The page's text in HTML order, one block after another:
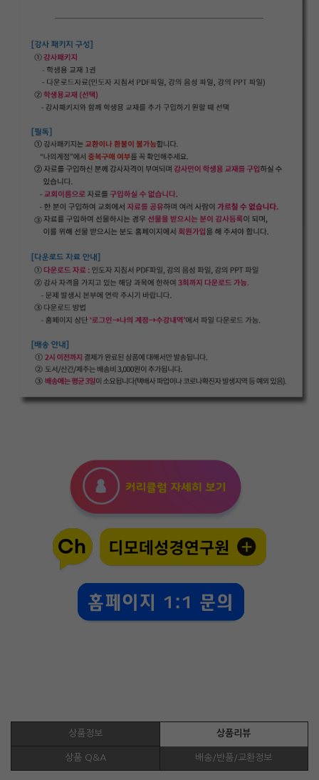
상품정보 상품리뷰
상품 Q&A 배송/반품/교환정보